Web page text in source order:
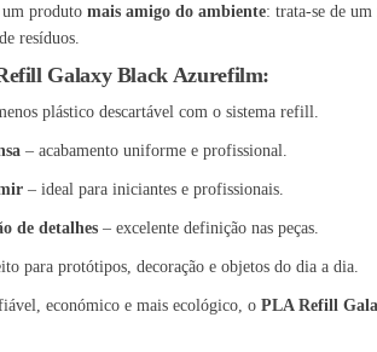
um produto mais amigo do ambiente: trata-se de um
resíduos.
Galaxy Black Azurefilm:
plástico descartável com o sistema refill.
– acabamento uniforme e profissional.
– ideal para iniciantes e profissionais.
de detalhes – excelente definição nas peças.
para protótipos, decoração e objetos do dia a dia.
económico e mais ecológico, o PLA Refill